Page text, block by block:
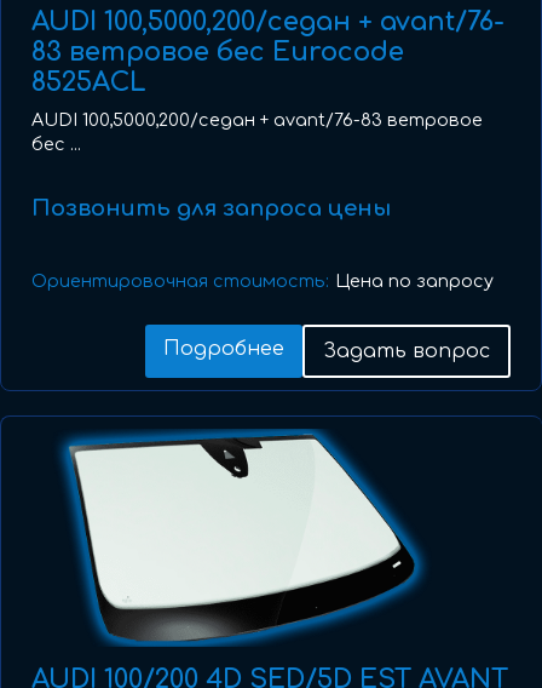
AUDI 100,5000,200/седан + avant/76-
83 ветровое бес Eurocode
8525ACL
AUDI 100,5000,200/седан + avant/76-83 ветровое
бес ...
Позвонить для запроса цены
Ориентировочная стоимость: Цена по запросу
Подробнее Задать вопрос
AUDI 100/200 4D SED/5D EST AVANT